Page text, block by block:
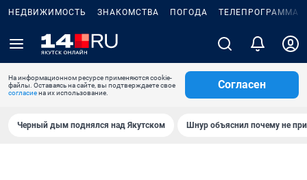
НЕДВИЖИМОСТЬ ЗНАКОМСТВА ПОГОДА ТЕЛЕПРОГРАММА
На информационном ресурсе применяются cookie-
файлы. Оставаясь на сайте, вы подтверждаете свое
согласиена их использование.
Согласен
Черный дым поднялся над Якутском Шнур объяснил почему не